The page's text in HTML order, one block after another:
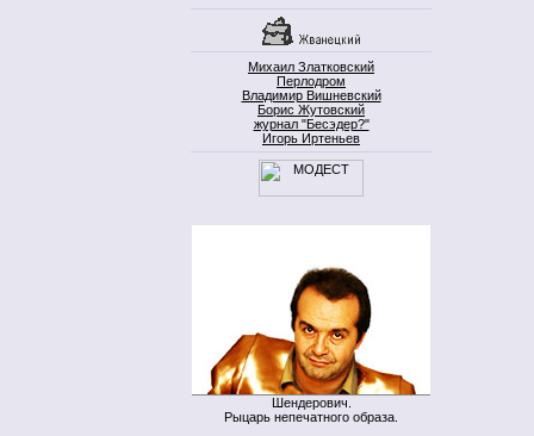
Михаил Златковский
Перлодром
Владимир Вишневский
Борис Жутовский
журнал "Бесэдер?"
Игорь Иртеньев
Шендерович.
Рыцарь непечатного образа.